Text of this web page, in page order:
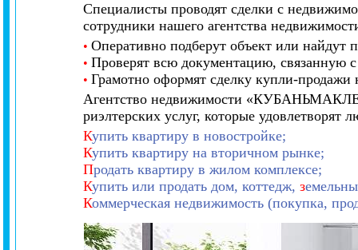
Специалисты проводят сделки с
сотрудники нашего агентства
•Оперативно подберут объект или найдут
•Проверят всю документацию, связанную
•Грамотно оформят сделку купли-
Агентство недвижимости
риэлтерских услуг, которые удовлетворят
Купить квартиру в новостройке;
Купить квартиру на вторичном рынке;
Продать квартиру в жилом комплексе;
Купить или продать дом, коттедж, з
Коммерческая недвижимость (покупка,